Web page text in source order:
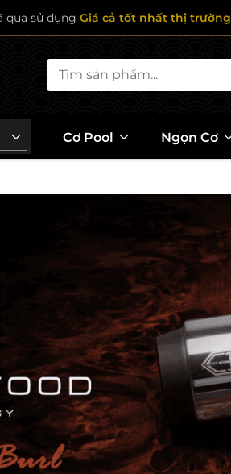
qua sử dụng Giá cả tốt nhất thị trường
Cơ Pool Ngọn Cơ